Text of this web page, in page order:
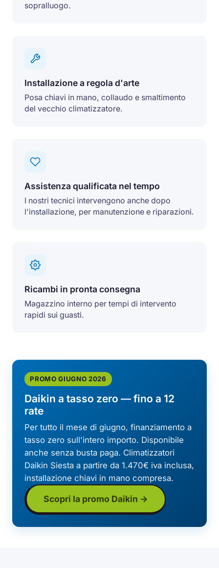
sopralluogo.
Installazione a regola d'arte
Posa chiavi in mano, collaudo e smaltimento
del vecchio climatizzatore.
Assistenza qualificata nel tempo
I nostri tecnici intervengono anche dopo
l'installazione, per manutenzione e riparazioni.
Ricambi in pronta consegna
Magazzino interno per tempi di intervento
rapidi sui guasti.
PROMO GIUGNO 2026
Daikin a tasso zero — fino a 12
rate
Per tutto il mese di giugno, finanziamento a
tasso zero sull'intero importo. Disponibile
anche senza busta paga. Climatizzatori
Daikin Siesta a partire da 1.470€ iva inclusa,
installazione chiavi in mano compresa.
Scopri la promo Daikin →